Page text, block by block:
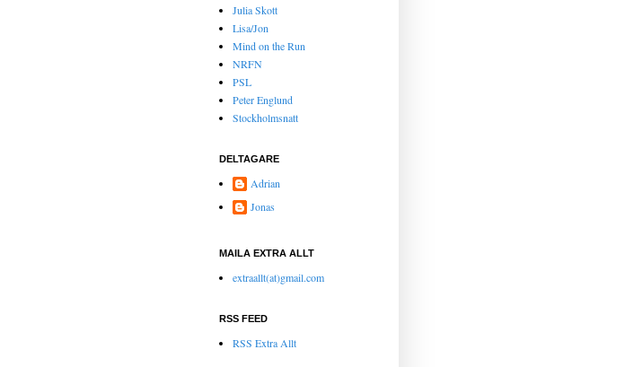
Julia Skott
Lisa/Jon
Mind on the Run
NRFN
PSL
Peter Englund
Stockholmsnatt
DELTAGARE
Adrian
Jonas
MAILA EXTRA ALLT
extraallt(at)gmail.com
RSS FEED
RSS Extra Allt